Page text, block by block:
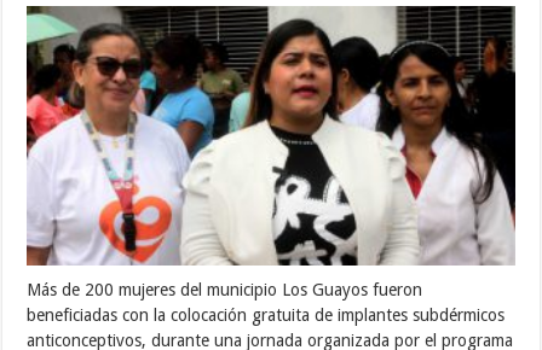
Más de 200 mujeres del municipio Los Guayos fueron
beneficiadas con la colocación gratuita de implantes subdérmicos
anticonceptivos, durante una jornada organizada por el programa